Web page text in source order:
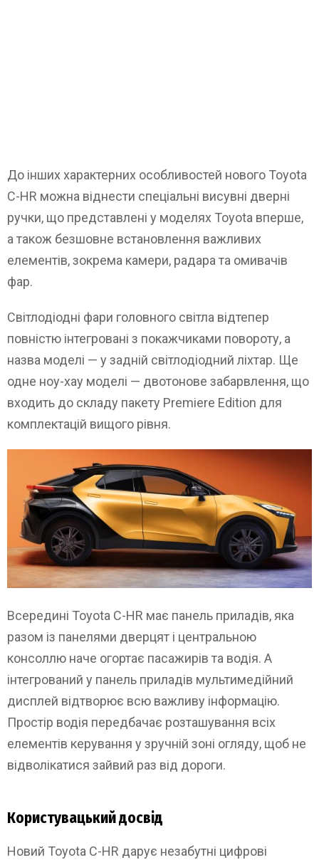
До інших характерних особливостей нового Toyota
C-HR можна віднести спеціальні висувні дверні
ручки, що представлені у моделях Toyota вперше,
а також безшовне встановлення важливих
елементів, зокрема камери, радара та омивачів
фар.
Світлодіодні фари головного світла відтепер
повністю інтегровані з покажчиками повороту, а
назва моделі — у задній світлодіодний ліхтар. Ще
одне ноу-хау моделі — двотонове забарвлення, що
входить до складу пакету Premiere Edition для
комплектацій вищого рівня.
Всередині Toyota C-HR має панель приладів, яка
разом із панелями дверцят і центральною
консоллю наче огортає пасажирів та водія. А
інтегрований у панель приладів мультимедійний
дисплей відтворює всю важливу інформацію.
Простір водія передбачає розташування всіх
елементів керування у зручній зоні огляду, щоб не
відволікатися зайвий раз від дороги.
Користувацький досвід
Новий Toyota C-HR дарує незабутні цифрові